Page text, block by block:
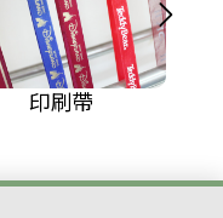
印刷帶